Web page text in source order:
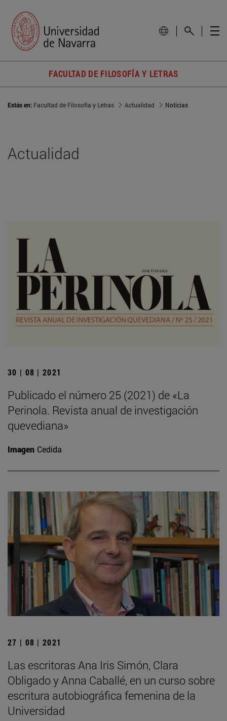
FACULTAD DE FILOSOFÍA Y LETRAS
Estás en: Facultad de Filosofía y Letras Actualidad Noticias
Actualidad
30 | 08 | 2021
Publicado el número 25 (2021) de «La
Perinola. Revista anual de investigación
quevediana»
Imagen Cedida
27 | 08 | 2021
Las escritoras Ana Iris Simón, Clara
Obligado y Anna Caballé, en un curso sobre
escritura autobiográfica femenina de la
Universidad